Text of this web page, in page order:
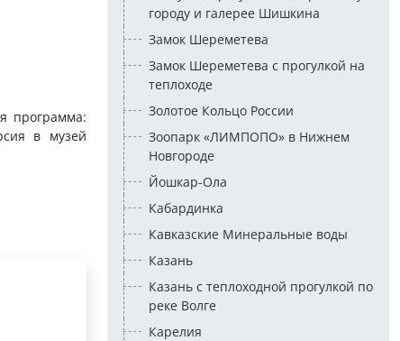
программа:
в музей
городу и галерее Шишкина
Замок Шереметева
Замок Шереметева с прогулкой на
теплоходе
Золотое Кольцо России
Зоопарк «ЛИМПОПО» в Нижнем
Новгороде
Йошкар-Ола
Кабардинка
Кавказские Минеральные воды
Казань
Казань с теплоходной прогулкой по
реке Волге
Карелия